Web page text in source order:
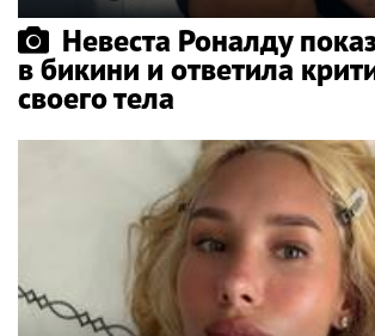
Невеста Роналду
в бикини и ответила
своего тела